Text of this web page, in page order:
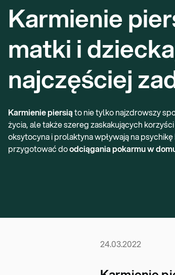
Karmienie
matki i
najczęściej
Karmienie piersiąto nie tylko najzdrowszy
życia, ale także szereg zaskakujących
oksytocyna i prolaktyna wpływają na
przygotować doodciągania pokarmu w
24.03.2022